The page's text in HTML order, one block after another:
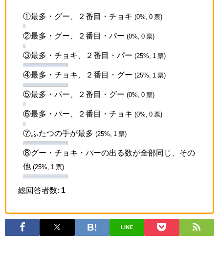
①最多・グー、２番目・チョキ (0%, 0 票)
②最多・グー、２番目・パー (0%, 0 票)
③最多・チョキ、２番目・パー (25%, 1 票)
④最多・チョキ、２番目・グー (25%, 1 票)
⑤最多・パー、２番目・グー (0%, 0 票)
⑥最多・パー、２番目・チョキ (0%, 0 票)
⑦ふたつの手が最多 (25%, 1 票)
⑧グー・チョキ・パーの出る数が全部同じ、その
他 (25%, 1 票)
総回答者数: 1
LINE